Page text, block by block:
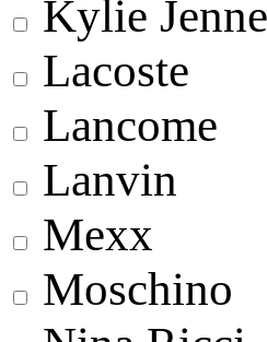
Kylie
Lacoste
Lancome
Lanvin
Mexx
Moschino